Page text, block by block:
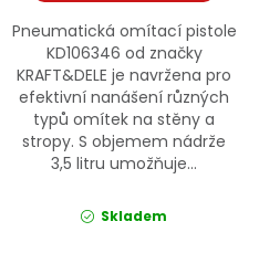
Pneumatická omítací pistole
KD106346 od značky
KRAFT&DELE je navržena pro
efektivní nanášení různých
typů omítek na stěny a
stropy. S objemem nádrže
3,5 litru umožňuje...
Skladem